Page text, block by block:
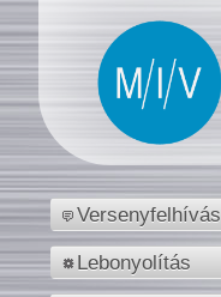
Versenyfelhívás
Lebonyolítás